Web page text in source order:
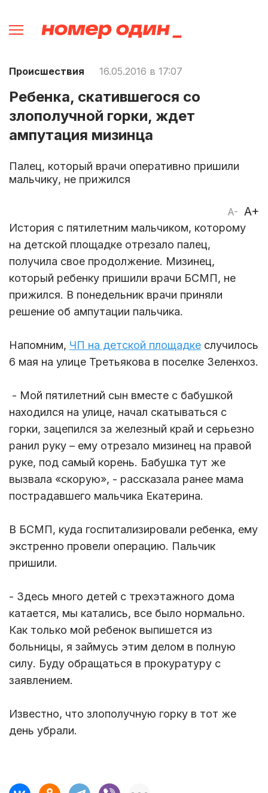
Происшествия 16.05.2016 в 17:07
Ребенка, скатившегося со
злополучной горки, ждет
ампутация мизинца
Палец, который врачи оперативно пришили
мальчику, не прижился
A- A+
История с пятилетним мальчиком, которому
на детской площадке отрезало палец,
получила свое продолжение. Мизинец,
который ребенку пришили врачи БСМП, не
прижился. В понедельник врачи приняли
решение об ампутации пальчика.
Напомним, ЧП на детской площадке случилось
6 мая на улице Третьякова в поселке Зеленхоз.
- Мой пятилетний сын вместе с бабушкой
находился на улице, начал скатываться с
горки, зацепился за железный край и серьезно
ранил руку – ему отрезало мизинец на правой
руке, под самый корень. Бабушка тут же
вызвала «скорую», - рассказала ранее мама
пострадавшего мальчика Екатерина.
В БСМП, куда госпитализировали ребенка, ему
экстренно провели операцию. Пальчик
пришили.
- Здесь много детей с трехэтажного дома
катается, мы катались, все было нормально.
Как только мой ребенок выпишется из
больницы, я займусь этим делом в полную
силу. Буду обращаться в прокуратуру с
заявлением.
Известно, что злополучную горку в тот же
день убрали.